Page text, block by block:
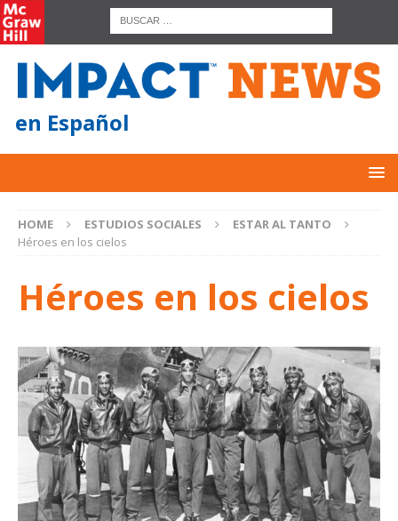
en Español
HOME ESTUDIOS SOCIALES
ESTAR AL TANTO
Héroes en los cielos
Héroes en los cielos